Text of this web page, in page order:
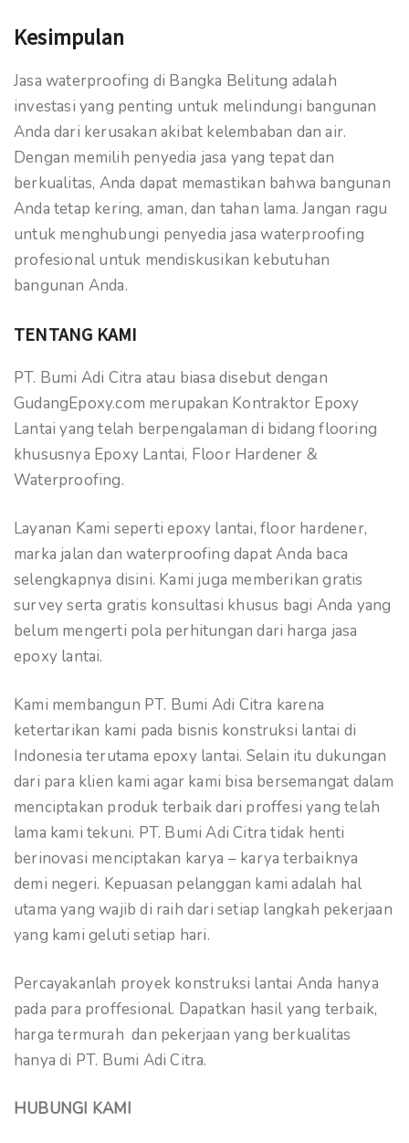
Kesimpulan
Jasa waterproofing di Bangka Belitung adalah
investasi yang penting untuk melindungi bangunan
Anda dari kerusakan akibat kelembaban dan air.
Dengan memilih penyedia jasa yang tepat dan
berkualitas, Anda dapat memastikan bahwa bangunan
Anda tetap kering, aman, dan tahan lama. Jangan ragu
untuk menghubungi penyedia jasa waterproofing
profesional untuk mendiskusikan kebutuhan
bangunan Anda.
TENTANG KAMI
PT. Bumi Adi Citra atau biasa disebut dengan
GudangEpoxy.com merupakan Kontraktor Epoxy
Lantai yang telah berpengalaman di bidang flooring
khususnya Epoxy Lantai, Floor Hardener &
Waterproofing.
Layanan Kami seperti epoxy lantai, floor hardener,
marka jalan dan waterproofing dapat Anda baca
selengkapnya disini. Kami juga memberikan gratis
survey serta gratis konsultasi khusus bagi Anda yang
belum mengerti pola perhitungan dari harga jasa
epoxy lantai.
Kami membangun PT. Bumi Adi Citra karena
ketertarikan kami pada bisnis konstruksi lantai di
Indonesia terutama epoxy lantai. Selain itu dukungan
dari para klien kami agar kami bisa bersemangat dalam
menciptakan produk terbaik dari proffesi yang telah
lama kami tekuni. PT. Bumi Adi Citra tidak henti
berinovasi menciptakan karya – karya terbaiknya
demi negeri. Kepuasan pelanggan kami adalah hal
utama yang wajib di raih dari setiap langkah pekerjaan
yang kami geluti setiap hari.
Percayakanlah proyek konstruksi lantai Anda hanya
pada para proffesional. Dapatkan hasil yang terbaik,
harga termurah dan pekerjaan yang berkualitas
hanya di PT. Bumi Adi Citra.
HUBUNGI KAMI